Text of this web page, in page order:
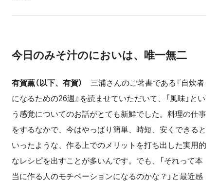
今日のみそ汁のにおいは、唯一無二
有賀薫（以下、有賀）
三浦さんのご著書である『自炊者
になるための26週』を読ませていただいて、「風味」とい
う感覚についてのお話がとても新鮮でした。料理の仕事
をするなかで、今はやっぱり簡単、時短、安くできると
いったような、作る上でのメリットを打ち出した実用的
なレシピを出すことが多いんです。でも、「それって本
当に作る人のモチベーションになるのかな？」と最近感